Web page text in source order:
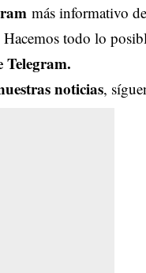
más informativo
Hacemos todo lo
Telegram.
noticias,